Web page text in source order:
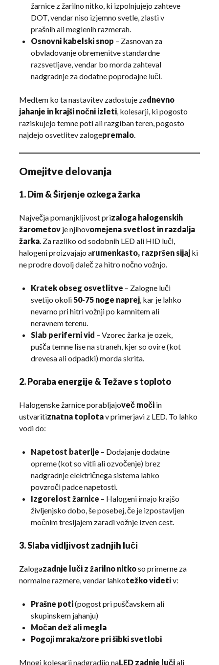
žarnice z žarilno nitko, ki izpolnjujejo zahteve
DOT, vendar niso izjemno svetle, zlasti v
prašnih ali meglenih razmerah.
Osnovni kabelski snop – Zasnovan za
obvladovanje obremenitve standardne
razsvetljave, vendar bo morda zahteval
nadgradnje za dodatne poprodajne luči.
Medtem ko ta nastavitev zadostuje zadnevno
jahanje in krajši nočni izleti, kolesarji, ki pogosto
raziskujejo temne poti ali razgiban teren, pogosto
najdejo osvetlitev zalogepremalo.
Omejitve delovanja
1. Dim & Širjenje ozkega žarka
Največja pomanjkljivost prizaloga halogenskih
žarometov je njihovomejena svetlost in razdalja
žarka. Za razliko od sodobnih LED ali HID luči,
halogeni proizvajajo arumenkasto, razpršen sijaj ki
ne prodre dovolj daleč za hitro nočno vožnjo.
Kratek obseg osvetlitve – Zalogne luči
svetijo okoli50-75 noge naprej, kar je lahko
nevarno pri hitri vožnji po kamnitem ali
neravnem terenu.
Slab periferni vid – Vzorec žarka je ozek,
pušča temne lise na straneh, kjer so ovire (kot
drevesa ali odpadki) morda skrita.
2. Poraba energije & Težave s toploto
Halogenske žarnice porabljajoveč moči in
ustvaritiznatna toplotav primerjavi z LED. To lahko
vodi do:
Napetost baterije – Dodajanje dodatne
opreme (kot so vitli ali ozvočenje) brez
nadgradnje električnega sistema lahko
povzroči padce napetosti.
Izgorelost žarnice – Halogeni imajo krajšo
življenjsko dobo, še posebej, če je izpostavljen
močnim tresljajem zaradi vožnje izven cest.
3. Slaba vidljivost zadnjih luči
Zalogazadnje luči z žarilno nitkoso primerne za
normalne razmere, vendar lahkotežko videtiv:
Prašne poti(pogost pri puščavskem ali
skupinskem jahanju)
Močan dež ali megla
Pogoji mraka/zore pri šibki svetlobi
Mnogi kolesarji nadgradijo naLED zadnje lučiali